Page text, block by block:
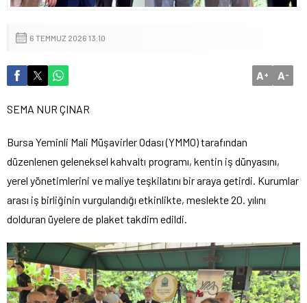
6 TEMMUZ 2026 13:10
A+ A-
SEMA NUR ÇINAR
Bursa Yeminli Mali Müşavirler Odası (YMMO) tarafından
düzenlenen geleneksel kahvaltı programı, kentin iş dünyasını,
yerel yönetimlerini ve maliye teşkilatını bir araya getirdi. Kurumlar
arası iş birliğinin vurgulandığı etkinlikte, meslekte 20. yılını
dolduran üyelere de plaket takdim edildi.